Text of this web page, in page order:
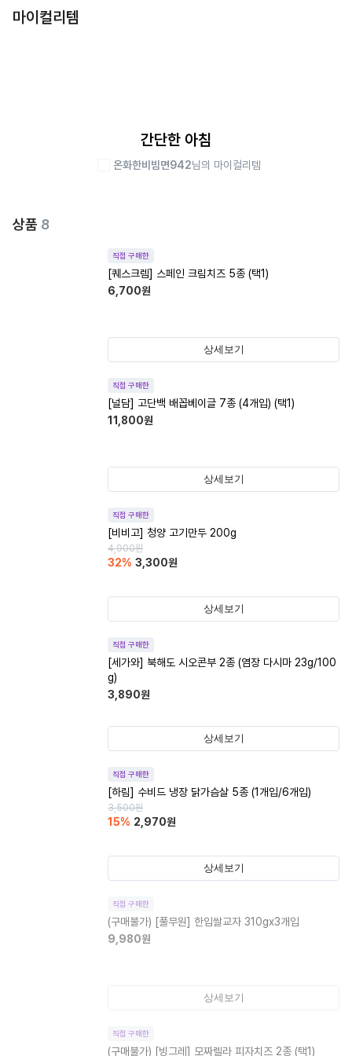
마이컬리템
간단한 아침
온화한비빔면942님의 마이컬리템
상품 8
직접 구매한
[퀘스크렘] 스페인 크림치즈 5종 (택1)
6,700원
상세보기
직접 구매한
[널담] 고단백 배꼽베이글 7종 (4개입) (택1)
11,800원
상세보기
직접 구매한
[비비고] 청양 고기만두 200g
4,900원
32% 3,300원
상세보기
직접 구매한
[세가와] 북해도 시오콘부 2종 (염장 다시마 23g/100
g)
3,890원
상세보기
직접 구매한
[하림] 수비드 냉장 닭가슴살 5종 (1개입/6개입)
3,500원
15% 2,970원
상세보기
직접 구매한
(구매불가) [풀무원] 한입쌀교자 310gx3개입
9,980원
상세보기
직접 구매한
(구매불가) [빙그레] 모짜렐라 피자치즈 2종 (택1)